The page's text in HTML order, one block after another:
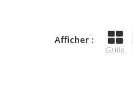
Afficher :
Grille